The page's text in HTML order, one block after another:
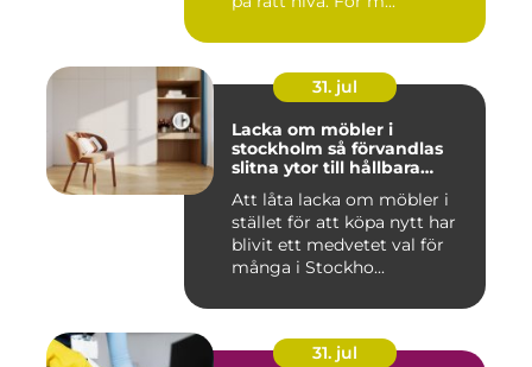
31. jul
Lacka om möbler i
stockholm så förvandlas
slitna ytor till hållbara
Att låta lacka om möbler i
stället för att köpa nytt har
blivit ett medvetet val för
många i Stockho...
31. jul